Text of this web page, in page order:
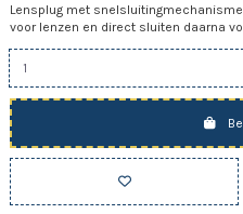
Lensplug met
voor lenzen en direct sluiten daarna